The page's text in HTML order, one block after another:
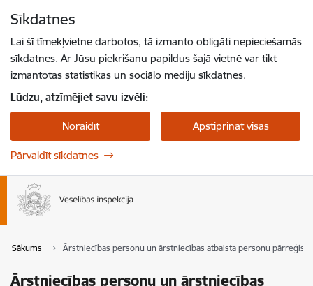
Sīkdatnes
Lai šī tīmekļvietne darbotos, tā izmanto obligāti nepieciešamās
sīkdatnes. Ar Jūsu piekrišanu papildus šajā vietnē var tikt
izmantotas statistikas un sociālo mediju sīkdatnes.
Lūdzu, atzīmējiet savu izvēli:
Noraidīt Apstiprināt visas
Pārvaldīt sīkdatnes
Sākums Ārstniecības personu un ārstniecības atbalsta personu
Ārstniecības personu un ārstniecības